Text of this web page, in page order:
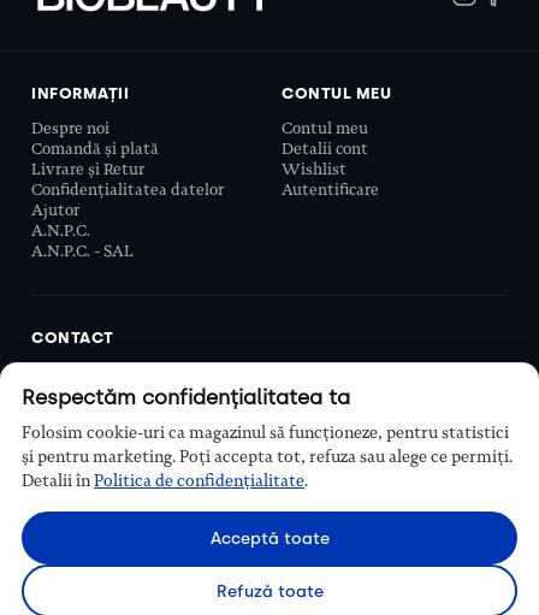
INFORMAȚII
Despre noi
Comandă și plată
Livrare și Retur
Confidențialitatea datelor
Ajutor
A.N.P.C.
A.N.P.C. - SAL
CONTUL MEU
Contul meu
Detalii cont
Wishlist
Autentificare
CONTACT
Sector 6, București, România
Program
Luni–Vineri, 9:00 – 16:00
Respectăm confidențialitatea ta
Folosim cookie-uri ca magazinul să funcționeze, pentru statistici
și pentru marketing. Poți accepta tot, refuza sau alege ce permiți.
Detalii înPolitica de confidențialitate.
Acceptă toate
Refuză toate